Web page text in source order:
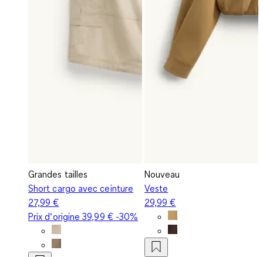
Grandes tailles
Short cargo avec ceinture
27,99 €
Prix d‘origine39,99 €-30%
Nouveau
Veste
29,99 €